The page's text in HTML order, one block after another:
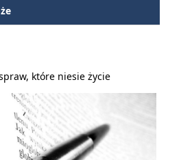
które niesie życie